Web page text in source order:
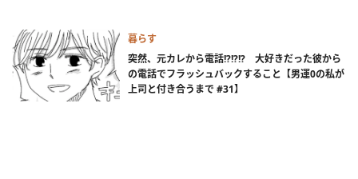
暮らす
突然、元カレから電話!?!?!? 大好きだった彼から
の電話でフラッシュバックすること【男運0の私が
上司と付き合うまで #31】